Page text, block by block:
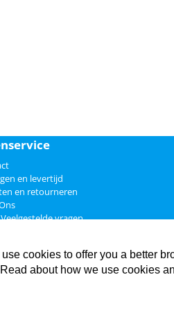
en levertijd
en retourneren
Veelgestelde vragen
cookies to offer you a better
about how we use cookies